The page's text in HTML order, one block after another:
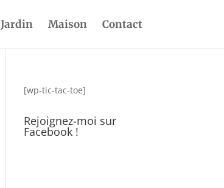
Jardin Maison Contact
[wp-tic-tac-toe]
Rejoignez-moi sur
Facebook !